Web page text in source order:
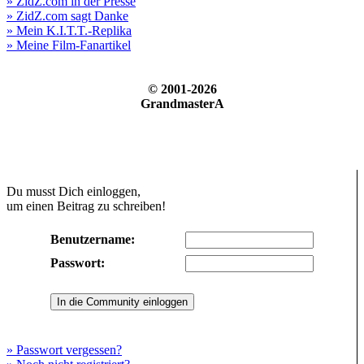
» ZidZ.com sagt Danke
» Mein K.I.T.T.-Replika
» Meine Film-Fanartikel
© 2001-2026
GrandmasterA
Du musst Dich einloggen,
um einen Beitrag zu schreiben!
Benutzername:
Passwort:
» Passwort vergessen?